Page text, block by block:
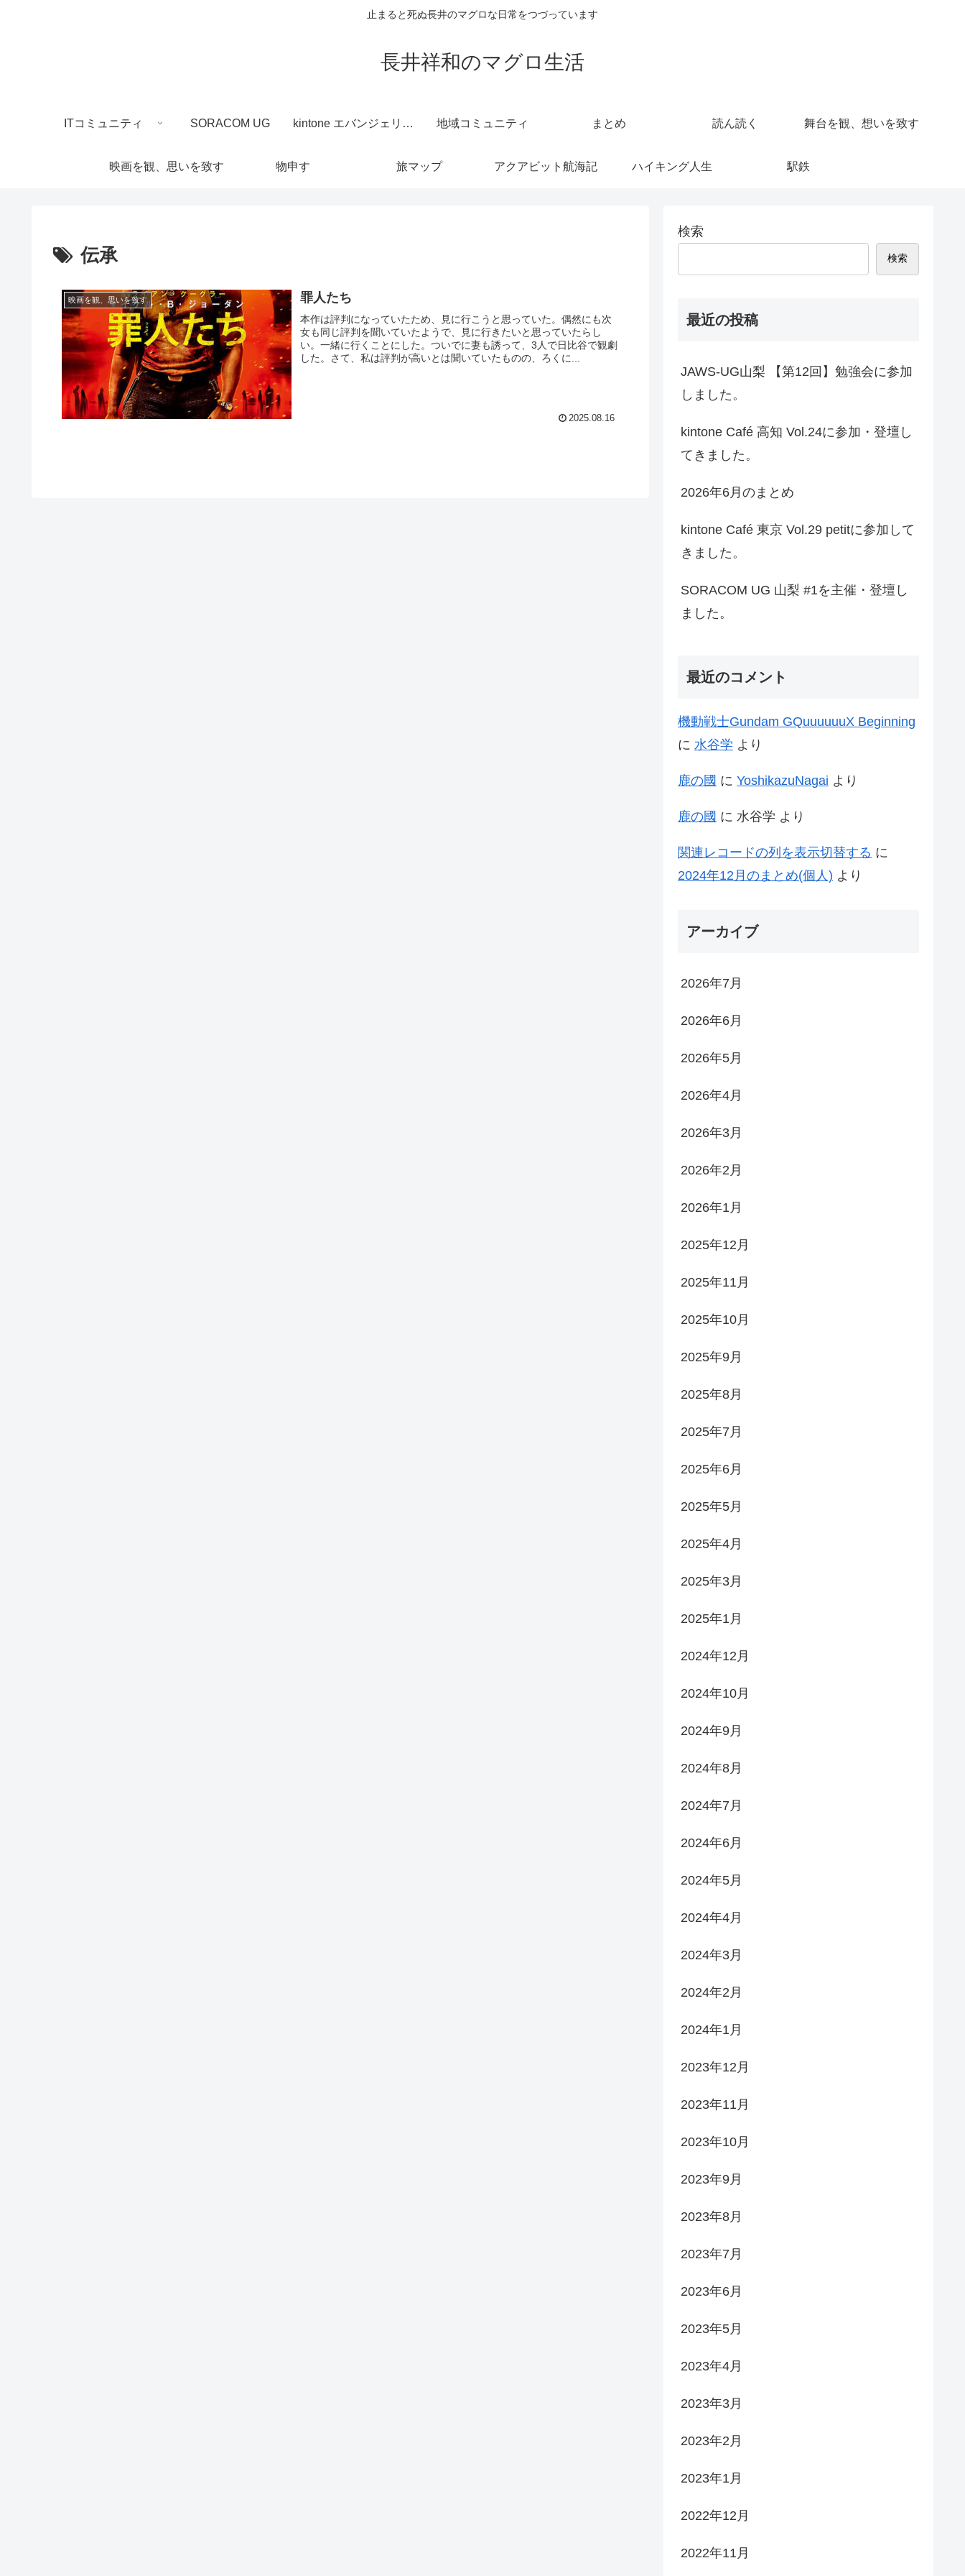
止まると死ぬ長井のマグロな日常をつづっています
長井祥和のマグロ生活
ITコミュニティ SORACOM UG kintone エバンジェリスト 地域コミュニティ まとめ 読ん読く 舞台を観、想いを致す
映画を観、思いを致す 物申す 旅マップ アクアビット航海記 ハイキング人生 駅鉄
伝承
映画を観、思いを致す 罪人たち
本作は評判になっていたため、見に行こうと思っていた。偶然にも次
女も同じ評判を聞いていたようで、見に行きたいと思っていたらし
い。一緒に行くことにした。ついでに妻も誘って、3人で日比谷で観劇
した。さて、私は評判が高いとは聞いていたものの、ろくに...
2025.08.16
検索
検索
最近の投稿
JAWS-UG山梨 【第12回】勉強会に参加
しました。
kintone Café 高知 Vol.24に参加・登壇し
てきました。
2026年6月のまとめ
kintone Café 東京 Vol.29 petitに参加して
きました。
SORACOM UG 山梨 #1を主催・登壇し
ました。
最近のコメント
機動戦士Gundam GQuuuuuuX Beginning
に 水谷学 より
鹿の國 に YoshikazuNagai より
鹿の國 に 水谷学 より
関連レコードの列を表示切替する に
2024年12月のまとめ(個人) より
アーカイブ
2026年7月
2026年6月
2026年5月
2026年4月
2026年3月
2026年2月
2026年1月
2025年12月
2025年11月
2025年10月
2025年9月
2025年8月
2025年7月
2025年6月
2025年5月
2025年4月
2025年3月
2025年1月
2024年12月
2024年10月
2024年9月
2024年8月
2024年7月
2024年6月
2024年5月
2024年4月
2024年3月
2024年2月
2024年1月
2023年12月
2023年11月
2023年10月
2023年9月
2023年8月
2023年7月
2023年6月
2023年5月
2023年4月
2023年3月
2023年2月
2023年1月
2022年12月
2022年11月